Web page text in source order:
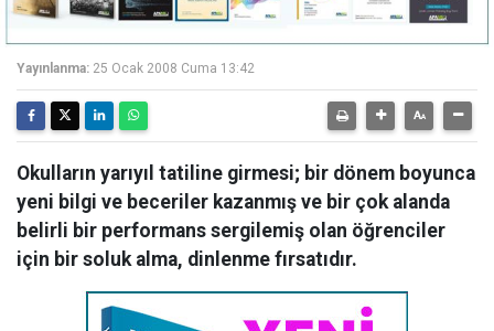
Yayınlanma: 25 Ocak 2008 Cuma 13:42
Okulların yarıyıl tatiline girmesi; bir dönem boyunca
yeni bilgi ve beceriler kazanmış ve bir çok alanda
belirli bir performans sergilemiş olan öğrenciler
için bir soluk alma, dinlenme fırsatıdır.